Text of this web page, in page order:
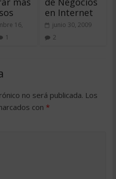
16,
1
en Internet
junio 30, 2009
2
no será publicada. Los
con *